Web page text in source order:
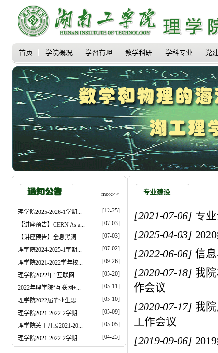
首页 学院概况 学習有理 教学科研 学科专业 党
more>>
[12-25]
理学院2025-2026-1学期...
[07-03]
【讲座预告】CERN As a...
[07-03]
【讲座预告】全息黑洞...
[07-02]
理学院2024-2025-1学期...
[09-26]
理学院2021-2022学年校...
[05-20]
理学院2022年 “互联网...
[05-11]
2022年理学院“互联网+...
[05-10]
理学院2022届毕业生思...
[05-09]
理学院2021-2022-2学期...
[05-05]
理学院关于开展2021-20...
[04-25]
理学院2021-2022-2学期...
专业建设
[2021-07-06] 专
[2025-04-03]
[2022-06-06] 信
[2020-07-18] 我
作会议
[2020-07-17] 我
工作会议
[2019-09-06]